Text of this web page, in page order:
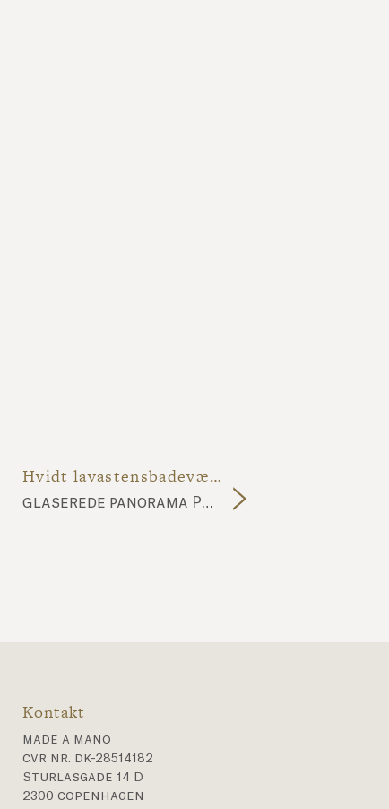
Hvidt lavastensbadeværelse
glaserede panorama P8 planker
Kontakt
made a mano
cvr nr. dk-28514182
Sturlasgade 14 D
2300 copenhagen